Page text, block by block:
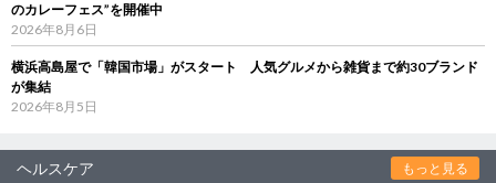
のカレーフェス”を開催中
2026年8月6日
横浜高島屋で「韓国市場」がスタート 人気グルメから雑貨まで約30ブランド
が集結
2026年8月5日
ヘルスケア もっと見る